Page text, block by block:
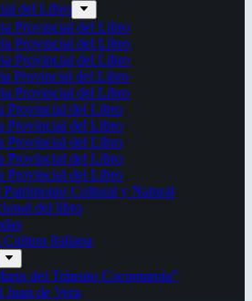
del Libro
Provincial del Libro
Provincial del Libro
Provincial del Libro
Provincial del Libro
Provincial del Libro
Provincial del Libro
Provincial del Libro
Provincial del Libro
Provincial del Libro
Provincial del Libro
Patrimonio Cultural y Natural
del libro
Cultura Italiana
del Tránsito Cocomarola”
de Vera